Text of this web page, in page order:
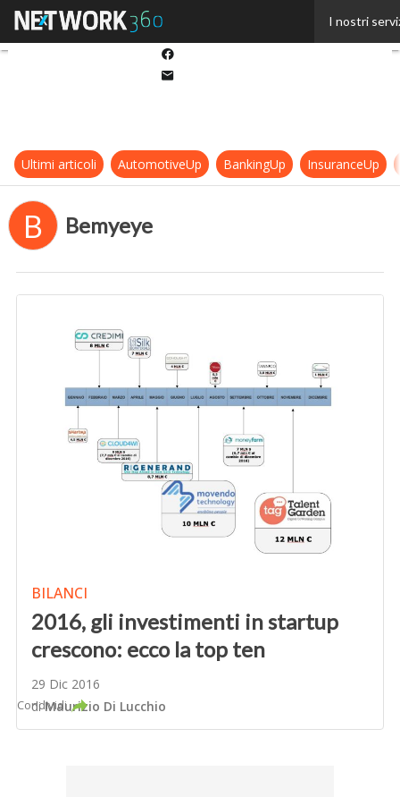
I nostri
Ultimi articoli AutomotiveUp BankingUp InsuranceUp
B Bemyeye
BILANCI
2016, gli investimenti in startup
crescono: ecco la top ten
29 Dic 2016
diMaurizio Di Lucchio
Condividi